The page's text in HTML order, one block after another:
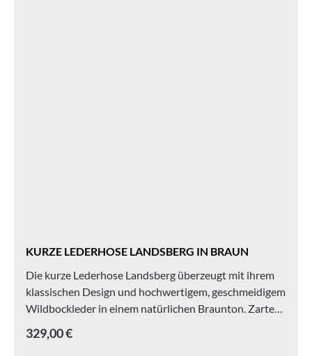
KURZE LEDERHOSE LANDSBERG IN BRAUN
Die kurze Lederhose Landsberg überzeugt mit ihrem
klassischen Design und hochwertigem, geschmeidigem
Wildbockleder in einem natürlichen Braunton. Zarte
verleihen ihr eine traditionelle Note mit feinem
Regulärer Preis:
329,00 €